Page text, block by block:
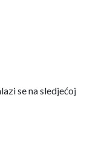
se na sledjećoj